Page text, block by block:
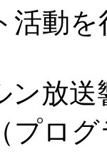
活動
ン放
プロ